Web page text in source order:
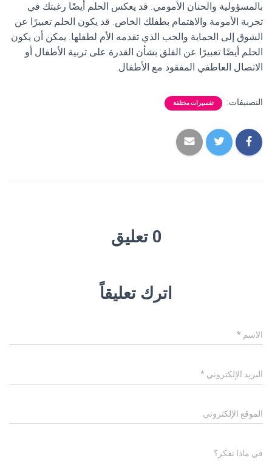
بالمسؤولية والحنان الأمومي. قد يعكس الحلم أيضًا رغبتك في
تجربة الأمومة والاهتمام بطفلك الخاص. قد يكون الحلم تعبيرًا عن
الشوق إلى الحماية والحب الذي تقدمه الأم لطفلها. يمكن أن يكون
الحلم أيضًا تعبيرًا عن القلق بشأن القدرة على تربية الأطفال أو
الاتصال العاطفي المفقود مع الأطفال.
التصنيفات: تفسيرات مختلفة
0 تعليق
اترك تعليقاً
الاسم *
البريد الإلكتروني *
الموقع الإلكتروني
في ماذا تفكر؟